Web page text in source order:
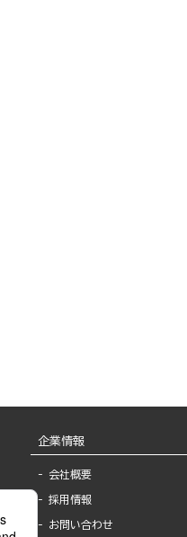
企業情報
会社概要
採用情報
お問い合わせ